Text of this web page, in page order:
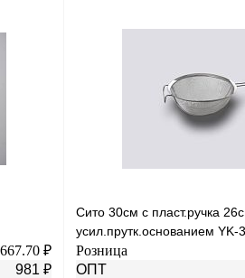
₽
981 ₽
Сито 30см с пласт.ручка
усил.прутк.основанием YK-
Розница
ОПТ